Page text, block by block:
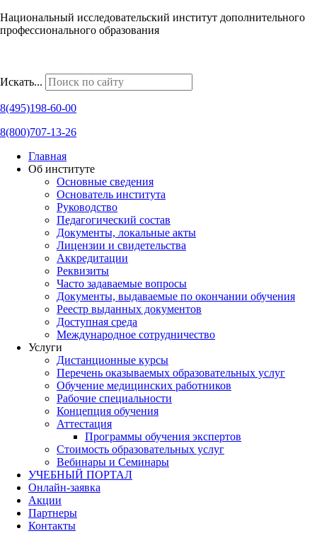
Национальный исследовательский институт дополнительного
профессионального образования
Искать...
8(495)198-60-00
8(800)707-13-26
Главная
Об институте
Основные сведения
Основатель института
Руководство
Педагогический состав
Документы, локальные акты
Лицензии и свидетельства
Аккредитации
Реквизиты
Часто задаваемые вопросы
Документы, выдаваемые по окончании обучения
Реестр выданных документов
Доступная среда
Международное сотрудничество
Услуги
Дистанционные курсы
Перечень оказываемых образовательных услуг
Обучение медицинских работников
Рабочие специальности
Концепция обучения
Аттестация
Программы обучения экспертов
Стоимость образовательных услуг
Вебинары и Семинары
УЧЕБНЫЙ ПОРТАЛ
Онлайн-заявка
Акции
Партнеры
Контакты